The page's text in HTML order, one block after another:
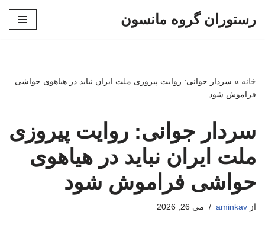
رستوران گروه مانسون
خانه » سردار جوانی: روایت پیروزی ملت ایران نباید در هیاهوی حواشی
فراموش شود
سردار جوانی: روایت پیروزی
ملت ایران نباید در هیاهوی
حواشی فراموش شود
از aminkav می 26, 2026